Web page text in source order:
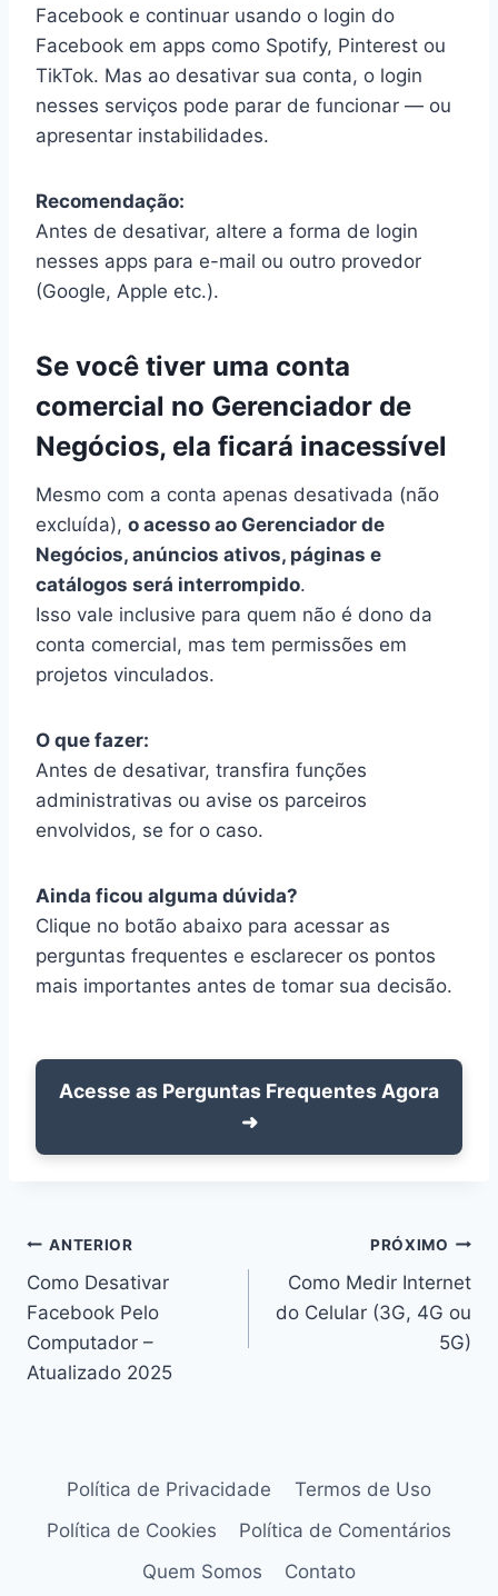
Facebook e continuar usando o login do
Facebook em apps como Spotify, Pinterest ou
TikTok. Mas ao desativar sua conta, o login
nesses serviços pode parar de funcionar — ou
apresentar instabilidades.
Recomendação:
Antes de desativar, altere a forma de login
nesses apps para e-mail ou outro provedor
(Google, Apple etc.).
Se você tiver uma conta
comercial no Gerenciador de
Negócios, ela ficará inacessível
Mesmo com a conta apenas desativada (não
excluída), o acesso ao Gerenciador de
Negócios, anúncios ativos, páginas e
catálogos será interrompido.
Isso vale inclusive para quem não é dono da
conta comercial, mas tem permissões em
projetos vinculados.
O que fazer:
Antes de desativar, transfira funções
administrativas ou avise os parceiros
envolvidos, se for o caso.
Ainda ficou alguma dúvida?
Clique no botão abaixo para acessar as
perguntas frequentes e esclarecer os pontos
mais importantes antes de tomar sua decisão.
Acesse as Perguntas Frequentes Agora
➜
Navegação
de
Post
ANTERIOR
Como Desativar
Facebook Pelo
Computador –
Atualizado 2025
PRÓXIMO
Como Medir Internet
do Celular (3G, 4G ou
5G)
Política de Privacidade
Termos de Uso
Política de Cookies
Política de Comentários
Quem Somos
Contato